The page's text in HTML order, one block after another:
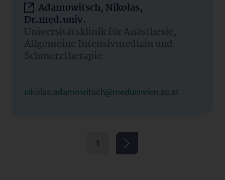
Adamowitsch, Nikolas,
Dr.med.univ.
Universitätsklinik für Anästhesie,
Allgemeine Intensivmedizin und
Schmerztherapie
nikolas.adamowitsch@meduniwien.ac.at
1